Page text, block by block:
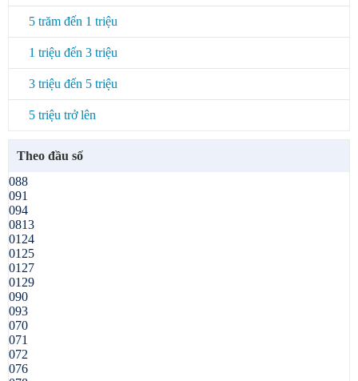
5 trăm đến 1 triệu
1 triệu đến 3 triệu
3 triệu đến 5 triệu
5 triệu trở lên
Theo đầu số
088
091
094
0813
0124
0125
0127
0129
090
093
070
071
072
076